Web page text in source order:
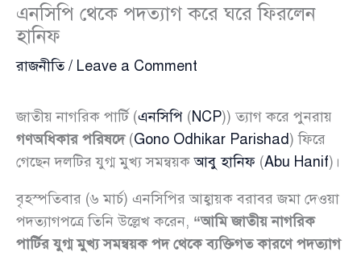
এনসিপি থেকে পদত্যাগ করে ঘরে ফিরলেন
হানিফ
রাজনীতি/ Leave a Comment
জাতীয় নাগরিক পার্টি (এনসিপি (NCP)) ত্যাগ করে পুনরায়
গণঅধিকার পরিষদে(Gono Odhikar Parishad) ফিরে
গেছেন দলটির যুগ্ম মুখ্য সমন্বয়কআবু হানিফ (Abu Hanif)।
বৃহস্পতিবার (৬ মার্চ) এনসিপির আহ্বায়ক বরাবর জমা দেওয়া
পদত্যাগপত্রে তিনি উল্লেখ করেন, “আমি জাতীয় নাগরিক
পার্টির যুগ্ম মুখ্য সমন্বয়ক পদ থেকে ব্যক্তিগত কারণে পদত্যাগ